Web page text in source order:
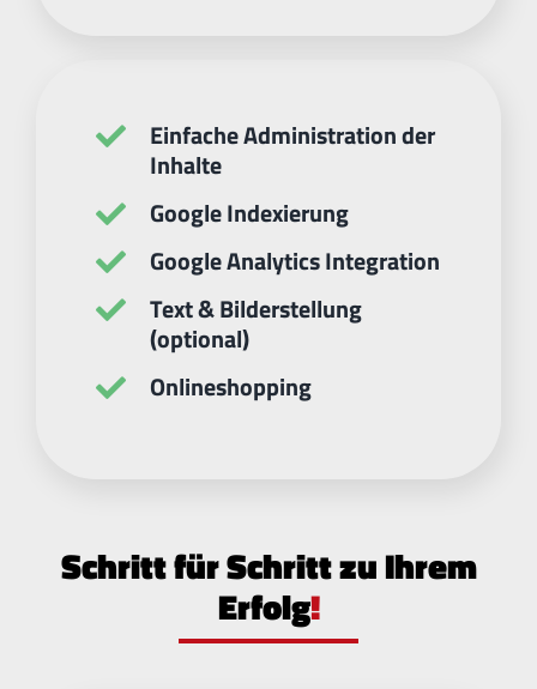
Einfache Administration der
Inhalte
Google Indexierung
Google Analytics Integration
Text & Bilderstellung
(optional)
Onlineshopping
Schritt für Schritt zu Ihrem
Erfolg!